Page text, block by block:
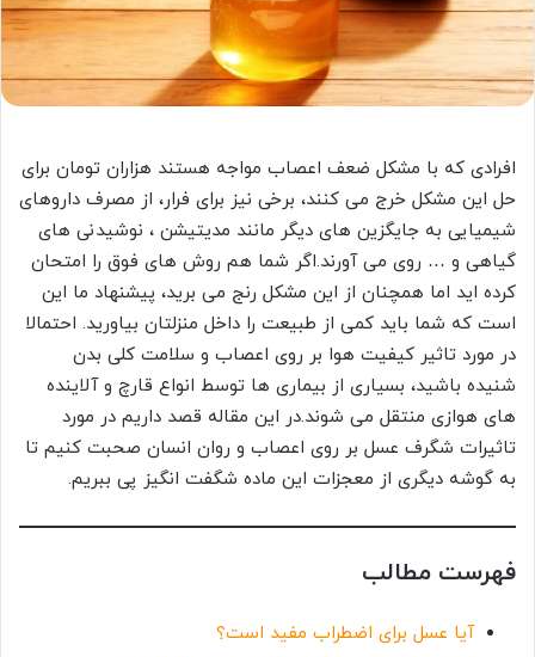
افرادی که با مشکل ضعف اعصاب مواجه هستند هزاران تومان برای
حل این مشکل خرج می کنند، برخی نیز برای فرار، از مصرف داروهای
شیمیایی به جایگزین های دیگر مانند مدیتیشن ، نوشیدنی های
گیاهی و … روی می آورند.اگر شما هم روش های فوق را امتحان
کرده اید اما همچنان از این مشکل رنج می برید، پیشنهاد ما این
است که شما باید کمی از طبیعت را داخل منزلتان بیاورید. احتمالا
در مورد تاثیر کیفیت هوا بر روی اعصاب و سلامت کلی بدن
شنیده باشید، بسیاری از بیماری ها توسط انواع قارچ و آلاینده
های هوازی منتقل می شوند.در این مقاله قصد داریم در مورد
تاثیرات شگرف عسل بر روی اعصاب و روان انسان صحبت کنیم تا
به گوشه دیگری از معجزات این ماده شگفت انگیز پی ببریم.
فهرست مطالب
آیا عسل برای اضطراب مفید است؟